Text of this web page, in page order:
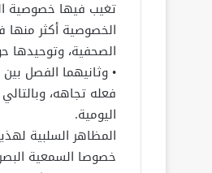
تغيب فيها خصوصية
الخصوصية أكثر منها
الصحفية، وتوحيدها
• وثانيهما الفصل
فعله تجاهه،
اليومية.
المظاهر السلبية
خصوصا السمعية